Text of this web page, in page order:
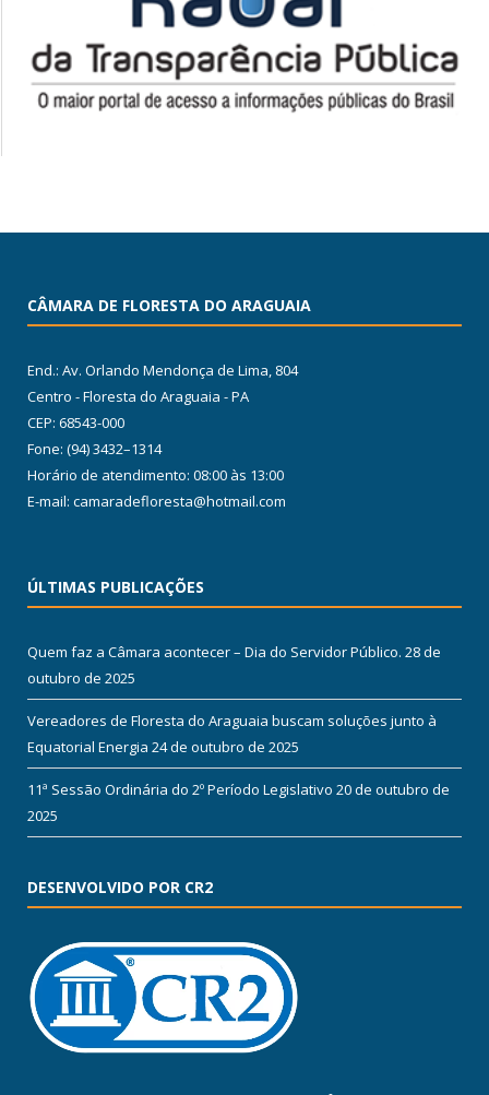
CÂMARA DE FLORESTA DO ARAGUAIA
End.: Av. Orlando Mendonça de Lima, 804
Centro - Floresta do Araguaia - PA
CEP: 68543-000
Fone: (94) 3432–1314
Horário de atendimento: 08:00 às 13:00
E-mail: camaradefloresta@hotmail.com
ÚLTIMAS PUBLICAÇÕES
Quem faz a Câmara acontecer – Dia do Servidor Público. 28 de
outubro de 2025
Vereadores de Floresta do Araguaia buscam soluções junto à
Equatorial Energia 24 de outubro de 2025
11ª Sessão Ordinária do 2º Período Legislativo 20 de outubro de
2025
DESENVOLVIDO POR CR2